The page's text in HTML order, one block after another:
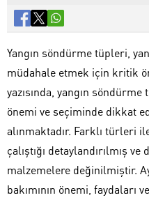
Yangın söndürme tüpleri,
müdahale etmek için kritik
yazısında, yangın
önemi ve seçiminde dikkat
alınmaktadır. Farklı türleri
çalıştığı detaylandırılmış
malzemelere değinilmiştir.
bakımının önemi, faydaları